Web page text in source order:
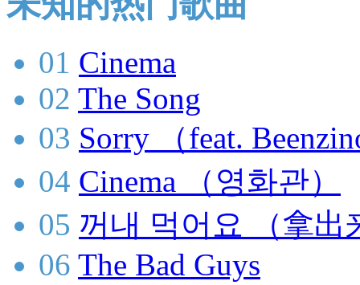
01 Cinema
02 The Song
03 Sorry （feat.
04 Cinema （영화관）
05 꺼내 먹어요 （拿出
06 The Bad Guys